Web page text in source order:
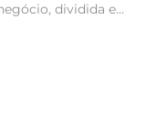
dividida em